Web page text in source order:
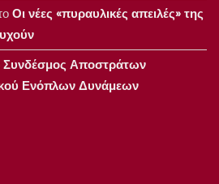
Οι νέες «πυραυλικές απειλές» της
Συνδέσμος Αποστράτων
Ενόπλων Δυνάμεων